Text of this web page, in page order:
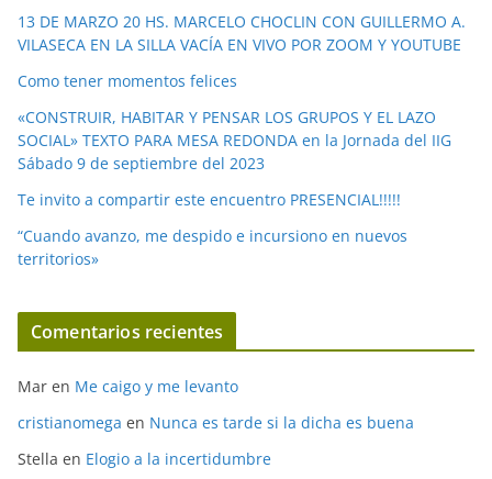
e
o
13 DE MARZO 20 HS. MARCELO CHOCLIN CON GUILLERMO A.
VILASECA EN LA SILLA VACÍA EN VIVO POR ZOOM Y YOUTUBE
Como tener momentos felices
«CONSTRUIR, HABITAR Y PENSAR LOS GRUPOS Y EL LAZO
SOCIAL» TEXTO PARA MESA REDONDA en la Jornada del IIG
Sábado 9 de septiembre del 2023
Te invito a compartir este encuentro PRESENCIAL!!!!!
“Cuando avanzo, me despido e incursiono en nuevos
territorios»
Comentarios recientes
Mar en Me caigo y me levanto
cristianomega en Nunca es tarde si la dicha es buena
Stella en Elogio a la incertidumbre